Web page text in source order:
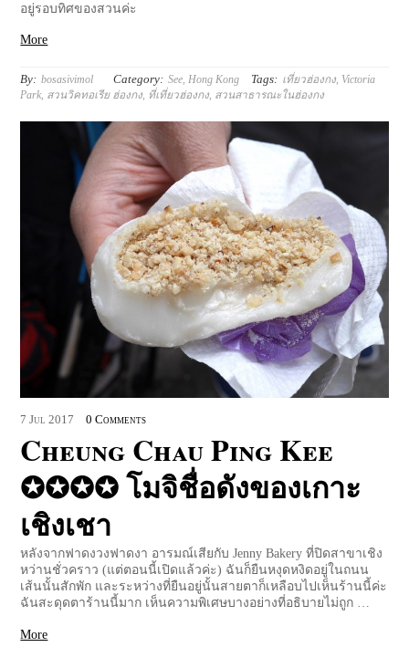
อยู่รอบทิศของสวนค่ะ
More
By: bosasivimol Category: See,Hong Kong Tags: เที่ยวฮ่องกง, Victoria
Park, สวนวิคทอเรีย ฮ่องกง, ที่เที่ยวฮ่องกง, สวนสาธารณะในฮ่องกง
7 Jul 2017 0 Comments
Cheung Chau Ping Kee
✪✪✪✪ โมจิชื่อดังของเกาะ
เชิงเชา
หลังจากฟาดงวงฟาดงา อารมณ์เสียกับ Jenny Bakery ที่ปิดสาขาเชิง
หว่านชั่วคราว (แต่ตอนนี้เปิดแล้วค่ะ) ฉันก็ยืนหงุดหงิดอยู่ในถนน
เส้นนั้นสักพัก และระหว่างที่ยืนอยู่นั้นสายตาก็เหลือบไปเห็นร้านนี้ค่ะ
ฉันสะดุดตาร้านนี้มาก เห็นความพิเศษบางอย่างที่อธิบายไม่ถูก …
More